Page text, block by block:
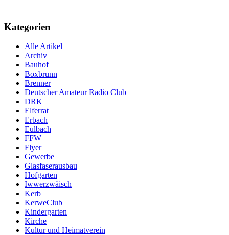
Kategorien
Alle Artikel
Archiv
Bauhof
Boxbrunn
Brenner
Deutscher Amateur Radio Club
DRK
Elferrat
Erbach
Eulbach
FFW
Flyer
Gewerbe
Glasfaserausbau
Hofgarten
Iwwerzwäisch
Kerb
KerweClub
Kindergarten
Kirche
Kultur und Heimatverein